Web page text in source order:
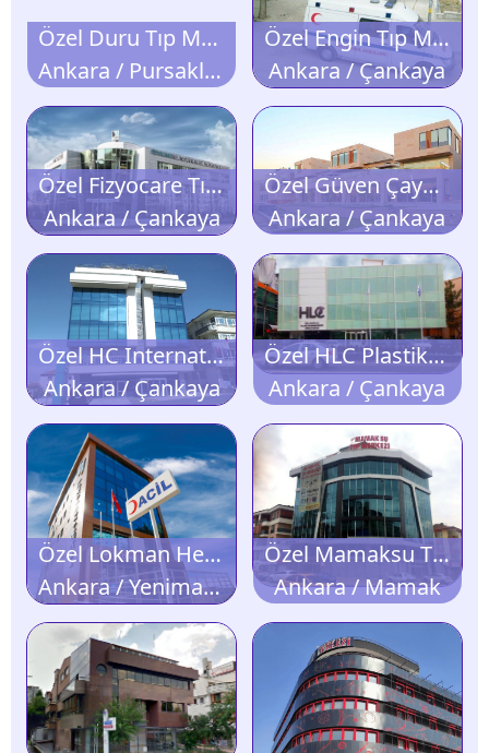
Özel Duru Tıp Merkezi
Ankara / Pursaklar
Özel Engin Tıp Merkezi
Ankara / Çankaya
Özel Fizyocare Tıp Merkezi
Ankara / Çankaya
Özel Güven Çayyolu Tıp Merkezi
Ankara / Çankaya
Özel HC International Clinic
Ankara / Çankaya
Özel HLC Plastik ve Rekonstrüktif Cerrahi Merkezi
Ankara / Çankaya
Özel Lokman Hekim Demet Tıp Merkezi
Ankara / Yenimahalle
Özel Mamaksu Tıp Merkezi
Ankara / Mamak